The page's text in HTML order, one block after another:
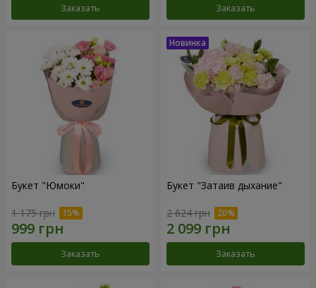
Заказать Заказать
Букет "Юмоки"
1 175 грн
Заказать
Букет "Затаив дыхание"
2 624 грн
Заказать